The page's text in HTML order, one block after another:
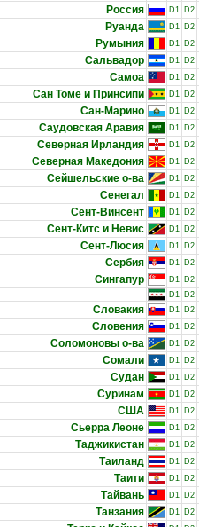
Россия D1 D2
Руанда D1 D2
Румыния D1 D2
Сальвадор D1 D2
Самоа D1 D2
Сан Томе и Принсипи D1 D2
Сан-Марино D1 D2
Саудовская Аравия D1 D2
Северная Ирландия D1 D2
Северная Македония D1 D2
Сейшельские о-ва D1 D2
Сенегал D1 D2
Сент-Винсент D1 D2
Сент-Китс и Невис D1 D2
Сент-Люсия D1 D2
Сербия D1 D2
Сингапур D1 D2
D1 D2
Словакия D1 D2
Словения D1 D2
Соломоновы о-ва D1 D2
Сомали D1 D2
Судан D1 D2
Суринам D1 D2
США D1 D2
Сьерра Леоне D1 D2
Таджикистан D1 D2
Таиланд D1 D2
Таити D1 D2
Тайвань D1 D2
Танзания D1 D2